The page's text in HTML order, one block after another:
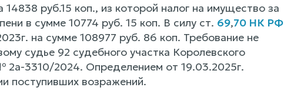
руб.15 коп., из которой налог на имущество за
в сумме 10774 руб. 15 коп. В силу ст. 69,70 НК РФ
на сумме 108977 руб. 86 коп. Требование не
судье 92 судебного участка Королевского
2а-3310/2024. Определением от 19.03.2025г.
поступивших возражений.